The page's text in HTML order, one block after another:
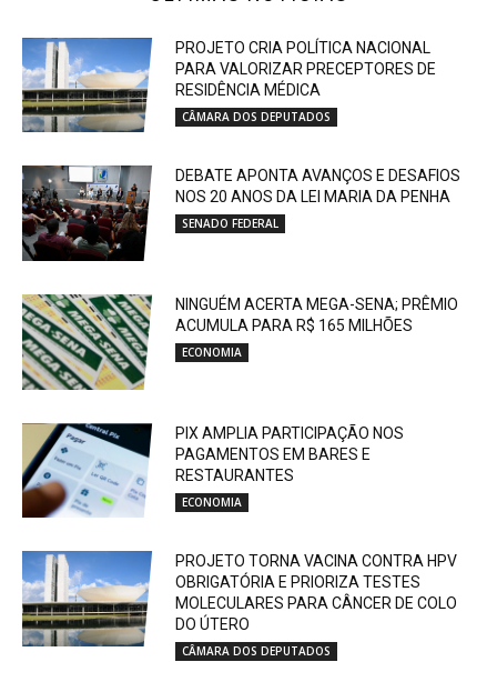
PROJETO CRIA POLÍTICA NACIONAL
PARA VALORIZAR PRECEPTORES DE
RESIDÊNCIA MÉDICA
CÂMARA DOS DEPUTADOS
DEBATE APONTA AVANÇOS E DESAFIOS
NOS 20 ANOS DA LEI MARIA DA PENHA
SENADO FEDERAL
NINGUÉM ACERTA MEGA-SENA; PRÊMIO
ACUMULA PARA R$ 165 MILHÕES
ECONOMIA
PIX AMPLIA PARTICIPAÇÃO NOS
PAGAMENTOS EM BARES E
RESTAURANTES
ECONOMIA
PROJETO TORNA VACINA CONTRA HPV
OBRIGATÓRIA E PRIORIZA TESTES
MOLECULARES PARA CÂNCER DE COLO
DO ÚTERO
CÂMARA DOS DEPUTADOS